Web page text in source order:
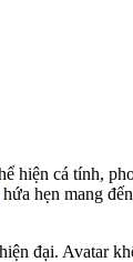
hiện cá tính,
hứa hẹn mang
đại. Avatar